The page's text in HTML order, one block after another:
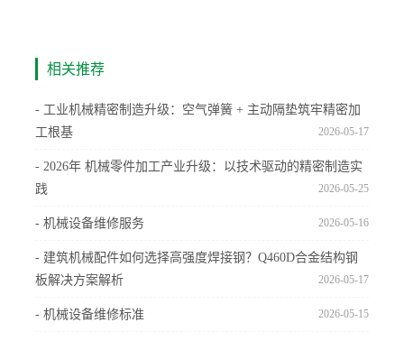
相关推荐
- 工业机械精密制造升级：空气弹簧 + 主动隔垫筑牢精密加
工根基
2026-05-17
- 2026年 机械零件加工产业升级：以技术驱动的精密制造实
践
2026-05-25
- 机械设备维修服务 2026-05-16
- 建筑机械配件如何选择高强度焊接钢？Q460D合金结构钢
板解决方案解析
2026-05-17
- 机械设备维修标准 2026-05-15